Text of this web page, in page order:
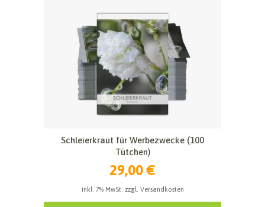
Schleierkraut für Werbezwecke (100
Tütchen)
29,00 €
inkl. 7% MwSt. zzgl. Versandkosten